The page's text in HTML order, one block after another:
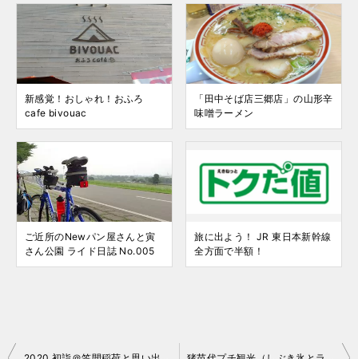
新感覚！おしゃれ！おふろ
cafe bivouac
「田中そば店三郷店」の山形辛
味噌ラーメン
ご近所のNewパン屋さんと寅
さん公園 ライド日誌 No.005
旅に出よう！ JR 東日本新幹線
全方面で半額！